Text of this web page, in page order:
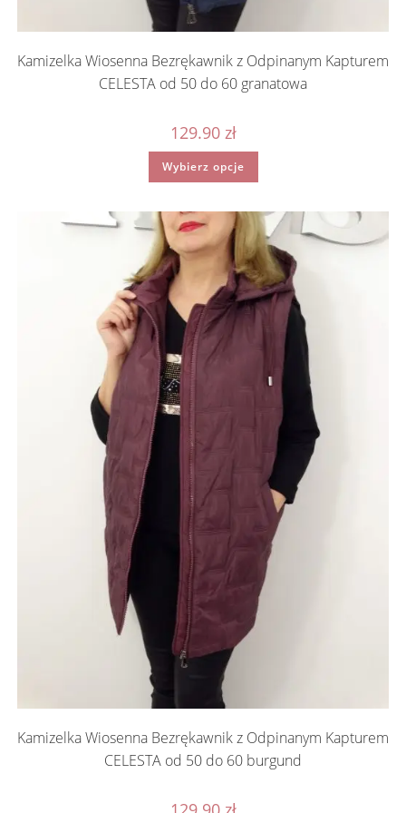
Kamizelka Wiosenna Bezrękawnik z Odpinanym Kapturem
CELESTA od 50 do 60 granatowa
129.90 zł
Wybierz opcje
Ten
ma
Opcje
można
wybrać
na
stronie
produktu
Kamizelka Wiosenna Bezrękawnik z Odpinanym Kapturem
CELESTA od 50 do 60 burgund